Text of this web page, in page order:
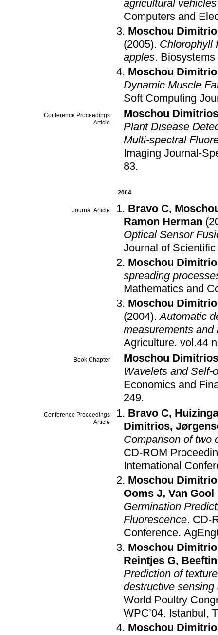
agricultural
Computers and
Moschou
(2005). Chlorophyll
apples.
Moschou
Dynamic Muscle
Soft Computing
Conference Proceedings
Article
Moschou Dimitrios
Plant Disease
Multi-spectral
Imaging Journal-
83.
2004
Journal Article Bravo C,
Ramon Herman
Optical Sensor
Journal of
Moschou
spreading
Mathematics and
Moschou
(2004).Automatic
measurements and
Agriculture.
Book Chapter
Moschou Dimitrios
Wavelets and Self-
Economics and
249.
Conference Proceedings
Article
Bravo C,
Dimitrios,
Comparison of two
CD-ROM
International
Moschou
Ooms J, Van Gool
Germination
Fluorescence. CD-
Conference.
Moschou
Reintjes G,
Prediction of
destructive
World Poultry
WPC’04. Istanbul,
Moschou